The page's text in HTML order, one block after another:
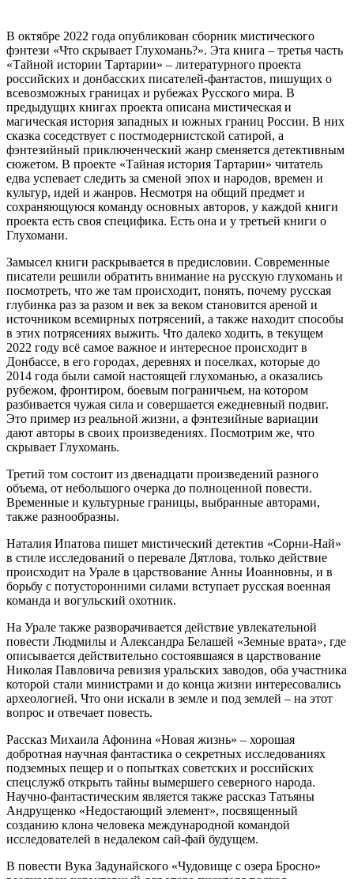
В октябре 2022 года опубликован сборник мистического
фэнтези «Что скрывает Глухомань?». Эта книга – третья часть
«Тайной истории Тартарии» – литературного проекта
российских и донбасских писателей-фантастов, пишущих о
всевозможных границах и рубежах Русского мира. В
предыдущих книгах проекта описана мистическая и
магическая история западных и южных границ России. В них
сказка соседствует с постмодернистской сатирой, а
фэнтезийный приключенческий жанр сменяется детективным
сюжетом. В проекте «Тайная история Тартарии» читатель
едва успевает следить за сменой эпох и народов, времен и
культур, идей и жанров. Несмотря на общий предмет и
сохраняющуюся команду основных авторов, у каждой книги
проекта есть своя специфика. Есть она и у третьей книги о
Глухомани.
Замысел книги раскрывается в предисловии. Современные
писатели решили обратить внимание на русскую глухомань и
посмотреть, что же там происходит, понять, почему русская
глубинка раз за разом и век за веком становится ареной и
источником всемирных потрясений, а также находит способы
в этих потрясениях выжить. Что далеко ходить, в текущем
2022 году всё самое важное и интересное происходит в
Донбассе, в его городах, деревнях и поселках, которые до
2014 года были самой настоящей глухоманью, а оказались
рубежом, фронтиром, боевым пограничьем, на котором
разбивается чужая сила и совершается ежедневный подвиг.
Это пример из реальной жизни, а фэнтезийные вариации
дают авторы в своих произведениях. Посмотрим же, что
скрывает Глухомань.
Третий том состоит из двенадцати произведений разного
объема, от небольшого очерка до полноценной повести.
Временные и культурные границы, выбранные авторами,
также разнообразны.
Наталия Ипатова пишет мистический детектив «Сорни-Най»
в стиле исследований о перевале Дятлова, только действие
происходит на Урале в царствование Анны Иоанновны, и в
борьбу с потусторонними силами вступает русская военная
команда и вогульский охотник.
На Урале также разворачивается действие увлекательной
повести Людмилы и Александра Белашей «Земные врата», где
описывается действительно состоявшаяся в царствование
Николая Павловича ревизия уральских заводов, оба участника
которой стали министрами и до конца жизни интересовались
археологией. Что они искали в земле и под землей – на этот
вопрос и отвечает повесть.
Рассказ Михаила Афонина «Новая жизнь» – хорошая
добротная научная фантастика о секретных исследованиях
подземных пещер и о попытках советских и российских
спецслужб открыть тайны вымершего северного народа.
Научно-фантастическим является также рассказ Татьяны
Андрущенко «Недостающий элемент», посвященный
созданию клона человека международной командой
исследователей в недалеком сай-фай будущем.
В повести Вука Задунайского «Чудовище с озера Бросно»